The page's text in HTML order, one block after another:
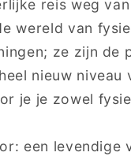
reis weg
wereld van
ze zijn de
nieuw
je je zowel
een